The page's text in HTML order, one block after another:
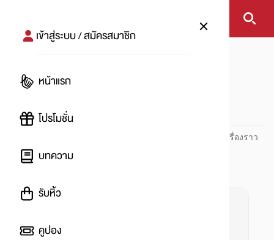
เข้าสู่ระบบ / สมัครสมาชิก
หน้าแรก
โปรโมชั่น
บทความ
รับหิ้ว
คูปอง
#
ปันโปร PUNPRO ที่ 1 ด้านโปรโมชัน อัปเดตและติดตามทุกเรื่องราว
โปรโมชัน